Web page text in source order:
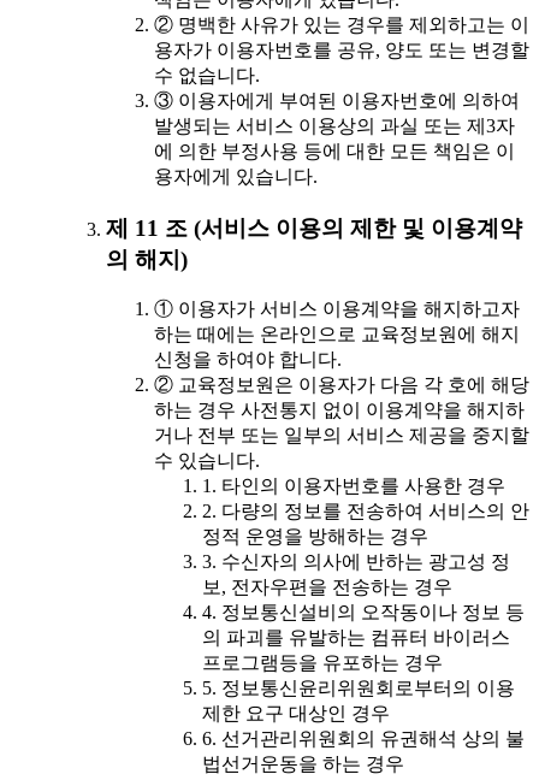
② 명백한 사유가 있는 경우를 제외하고는 이
용자가 이용자번호를 공유, 양도 또는 변경할
수 없습니다.
③ 이용자에게 부여된 이용자번호에 의하여
발생되는 서비스 이용상의 과실 또는 제3자
에 의한 부정사용 등에 대한 모든 책임은 이
용자에게 있습니다.
제 11 조 (서비스 이용의 제한 및 이용계약
의 해지)
① 이용자가 서비스 이용계약을 해지하고자
하는 때에는 온라인으로 교육정보원에 해지
신청을 하여야 합니다.
② 교육정보원은 이용자가 다음 각 호에 해당
하는 경우 사전통지 없이 이용계약을 해지하
거나 전부 또는 일부의 서비스 제공을 중지할
수 있습니다.
1. 타인의 이용자번호를 사용한 경우
2. 다량의 정보를 전송하여 서비스의 안
정적 운영을 방해하는 경우
3. 수신자의 의사에 반하는 광고성 정
보, 전자우편을 전송하는 경우
4. 정보통신설비의 오작동이나 정보 등
의 파괴를 유발하는 컴퓨터 바이러스
프로그램등을 유포하는 경우
5. 정보통신윤리위원회로부터의 이용
제한 요구 대상인 경우
6. 선거관리위원회의 유권해석 상의 불
법선거운동을 하는 경우